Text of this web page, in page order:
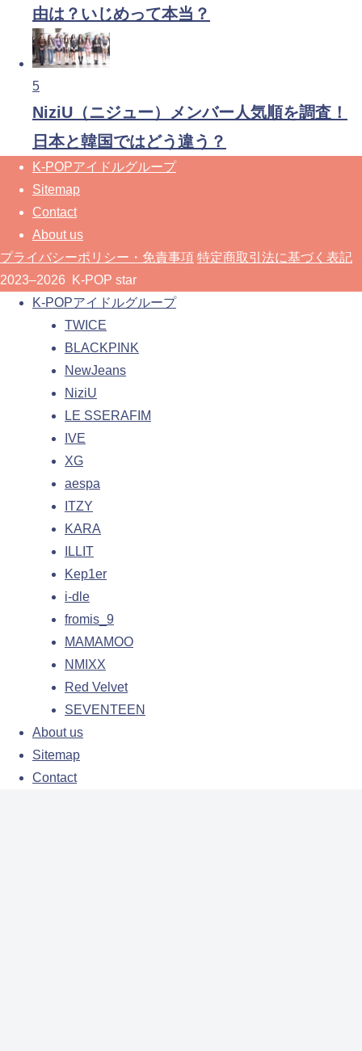
由は？いじめって本当？
5
NiziU（ニジュー）メンバー人気順を調査！
日本と韓国ではどう違う？
K-POPアイドルグループ
Sitemap
Contact
About us
プライバシーポリシー・免責事項 特定商取引法に基づく表記
2023–2026 K-POP star
K-POPアイドルグループ
TWICE
BLACKPINK
NewJeans
NiziU
LE SSERAFIM
IVE
XG
aespa
ITZY
KARA
ILLIT
Kep1er
i-dle
fromis_9
MAMAMOO
NMIXX
Red Velvet
SEVENTEEN
About us
Sitemap
Contact